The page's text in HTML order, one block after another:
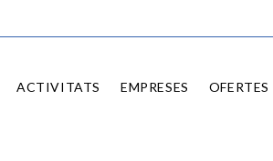
ACTIVITATS EMPRESES OFERTES